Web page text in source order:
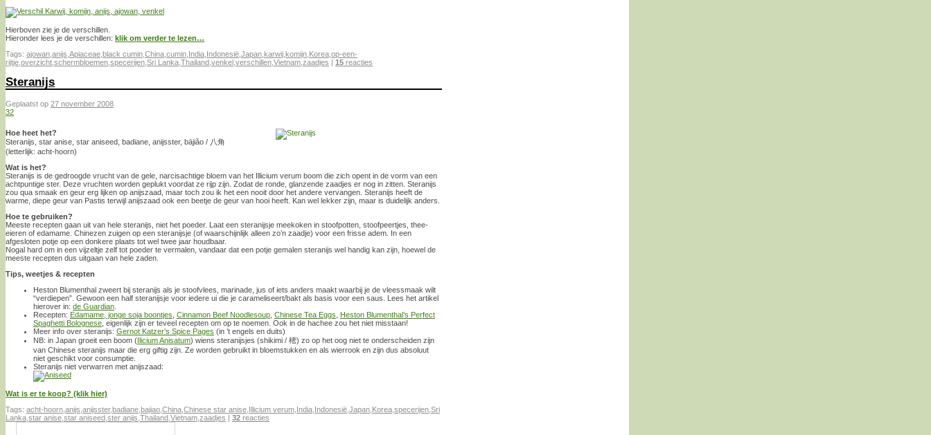
Hierboven zie je de verschillen.
Hieronder lees je de verschillen: klik om verder te lezen…
Tags: ajowan anijs Apiaceae black cumin China cumin India Indonesië Japan karwij komijn Korea op-een-
rijtje overzicht schermbloemen specerijen Sri Lanka Thailand venkel verschillen Vietnam zaadjes | 15 reacties
Steranijs
Geplaatst op 27 november 2008
32
Hoe heet het?
Steranijs, star anise, star aniseed, badiane, anijsster, bājiǎo / 八角
(letterlijk: acht-hoorn)
Wat is het?
Steranijs is de gedroogde vrucht van de gele, narcisachtige bloem van het Illicium verum boom die zich opent in de vorm van een
achtpuntige ster. Deze vruchten worden geplukt voordat ze rijp zijn. Zodat de ronde, glanzende zaadjes er nog in zitten. Steranijs
zou qua smaak en geur erg lijken op anijszaad, maar toch zou ik het een nooit door het andere vervangen. Steranijs heeft de
warme, diepe geur van Pastis terwijl anijszaad ook een beetje de geur van hooi heeft. Kan wel lekker zijn, maar is duidelijk anders.
Hoe te gebruiken?
Meeste recepten gaan uit van hele steranijs, niet het poeder. Laat een steranijsje meekoken in stoofpotten, stoofpeertjes, thee-
eieren of edamame. Chinezen zuigen op een steranijsje (of waarschijnlijk alleen zo’n zaadje) voor een frisse adem. In een
afgesloten potje op een donkere plaats tot wel twee jaar houdbaar.
Nogal hard om in een vijzeltje zelf tot poeder te vermalen, vandaar dat een potje gemalen steranijs wel handig kan zijn, hoewel de
meeste recepten dus uitgaan van hele zaden.
Tips, weetjes & recepten
Heston Blumenthal zweert bij steranijs als je stoofvlees, marinade, jus of iets anders maakt waarbij je de vleessmaak wilt
“verdiepen”. Gewoon een half steranijsje voor iedere ui die je carameliseert/bakt als basis voor een saus. Lees het artikel
hierover in: de Guardian
Recepten: Edamame, jonge soja boontjes Cinnamon Beef Noodlesoup Chinese Tea Eggs
Heston Blumenthal’s Perfect
Spaghetti Bolognese , eigenlijk zijn er teveel recepten om op te noemen. Ook in de hachee zou het niet misstaan!
Meer info over steranijs: Gernot Katzer’s Spice Pages (in ’t engels en duits)
NB: in Japan groeit een boom (Ilicium Anisatum) wiens steranijsjes (shikimi / 樒) zo op het oog niet te onderscheiden zijn
van Chinese steranijs maar die erg giftig zijn. Ze worden gebruikt in bloemstukken en als wierrook en zijn dus absoluut
niet geschikt voor consumptie.
Steranijs niet verwarren met anijszaad:
Wat is er te koop? (klik hier)
Tags: acht-hoorn anijs anijsster,badiane bajiao China Chinese star anise Illicium verum India Indonesië Japan Korea specerijen Sri
Lanka star anise star aniseed ster anijs Thailand Vietnam zaadjes | 32 reacties